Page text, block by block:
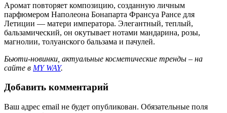
Аромат повторяет композицию, созданную личным
парфюмером Наполеона Бонапарта Франсуа Рансе для
Летиции — матери императора. Элегантный, теплый,
бальзамический, он окутывает нотами мандарина, розы,
магнолии, толуанского бальзама и пачулей.
Бьюти-новинки, актуальные косметические тренды – на
сайте в MY WAY.
Добавить комментарий
Ваш адрес email не будет опубликован. Обязательные поля